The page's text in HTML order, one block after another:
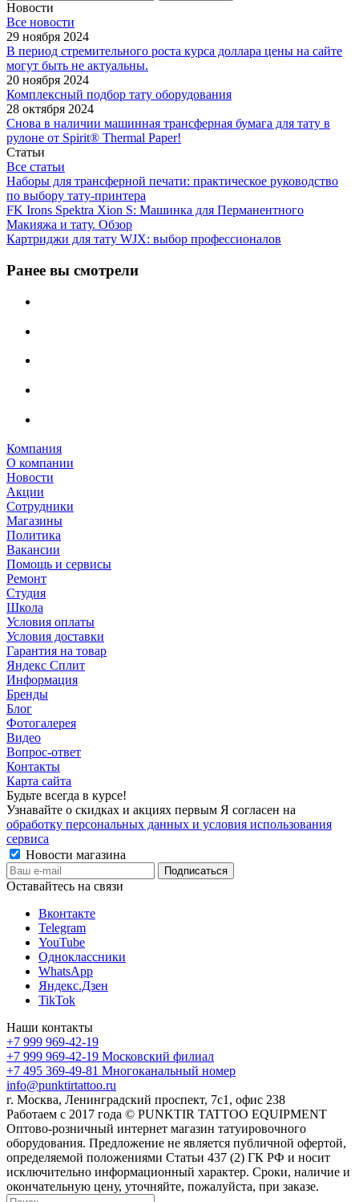
Новости
Все новости
29 ноября 2024
В период стремительного роста курса доллара цены на сайте
могут быть не актуальны.
20 ноября 2024
Комплексный подбор тату оборудования
28 октября 2024
Снова в наличии машинная трансферная бумага для тату в
рулоне от Spirit® Thermal Paper!
Статьи
Все статьи
Наборы для трансферной печати: практическое руководство
по выбору тату‑принтера
FK Irons Spektra Xion S: Машинка для Перманентного
Макияжа и тату. Обзор
Картриджи для тату WJX: выбор профессионалов
Ранее вы смотрели
Компания
О компании
Новости
Акции
Сотрудники
Магазины
Политика
Вакансии
Помощь и сервисы
Ремонт
Студия
Школа
Условия оплаты
Условия доставки
Гарантия на товар
Яндекс Сплит
Информация
Бренды
Блог
Фотогалерея
Видео
Вопрос-ответ
Контакты
Карта сайта
Будьте всегда в курсе!
Узнавайте о скидках и акциях первым Я согласен на
обработку персональных данных и условия использования
сервиса
Новости магазина
Оставайтесь на связи
Вконтакте
Telegram
YouTube
Одноклассники
WhatsApp
Яндекс.Дзен
TikTok
Наши контакты
+7 999 969-42-19
+7 999 969-42-19 Московский филиал
+7 495 369-49-81 Многоканальный номер
info@punktirtattoo.ru
г. Москва, Ленинградский проспект, 7с1, офис 238
Работаем с 2017 года © PUNKTIR TATTOO EQUIPMENT
Оптово-розничный интернет магазин татуировочного
оборудования. Предложение не является публичной офертой,
определяемой положениями Статьи 437 (2) ГК РФ и носит
исключительно информационный характер. Сроки, наличие и
окончательную цену, уточняйте, пожалуйста, при заказе.